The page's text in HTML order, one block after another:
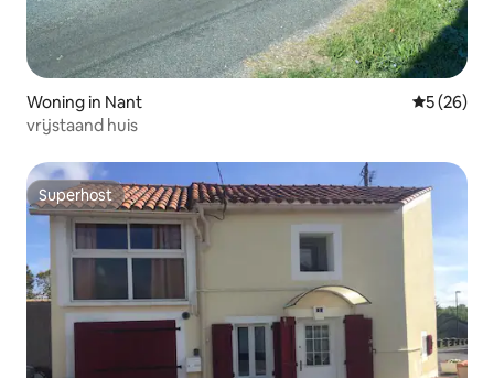
Woning in Nant
5 (26)
vrijstaand huis
Superhost
Superhost